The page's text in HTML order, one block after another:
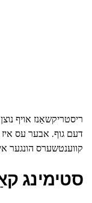
דעם גוף. אבער עס איז
קווענטשערס הונגער
סטימינג